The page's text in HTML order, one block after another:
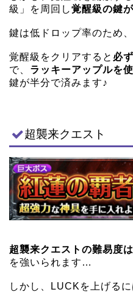
級」を周回し覚醒級の鍵
鍵は低ドロップ率のため
覚醒級をクリアすると 必
で、 ラッキーアップルを
鍵が半分で済みます♪
超襲来クエスト
超襲来クエストの難易度
を強いられます…
しかし、LUCKを上げる